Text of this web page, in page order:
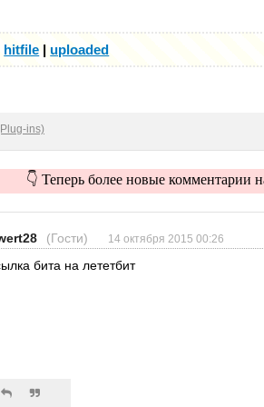
hitfile | uploaded
ins)
👇 Теперь более новые комментарии
(Гости) 14 октября 2015 00:26
бита на лететбит